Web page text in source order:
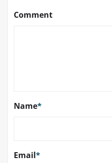
Comment
Name*
Email*